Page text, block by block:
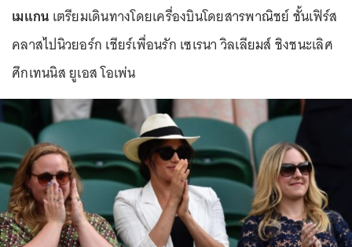
เมแกน เตรียมเดินทางโดยเครื่องบินโดยสารพาณิชย์ ชั้นเฟิร์ส
คลาสไปนิวยอร์ก เชียร์เพื่อนรัก เซเรนา วิลเลียมส์ ชิงชนะเลิศ
ศึกเทนนิส ยูเอส โอเพ่น